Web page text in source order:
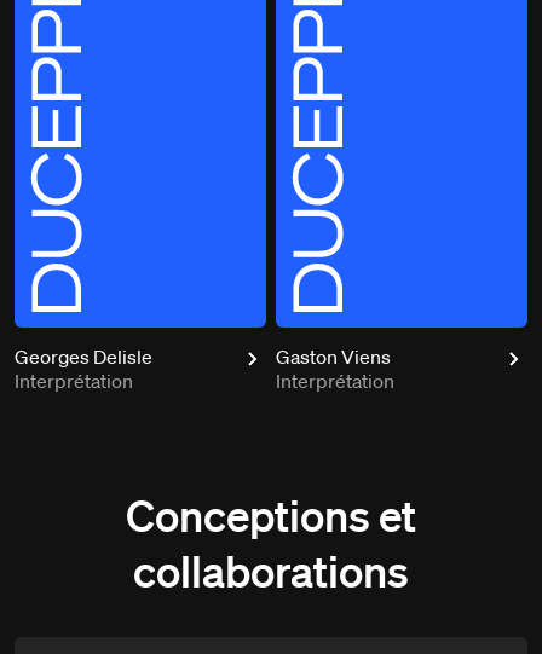
Georges Delisle
Interprétation
Gaston Viens
Interprétation
Conceptions et
collaborations